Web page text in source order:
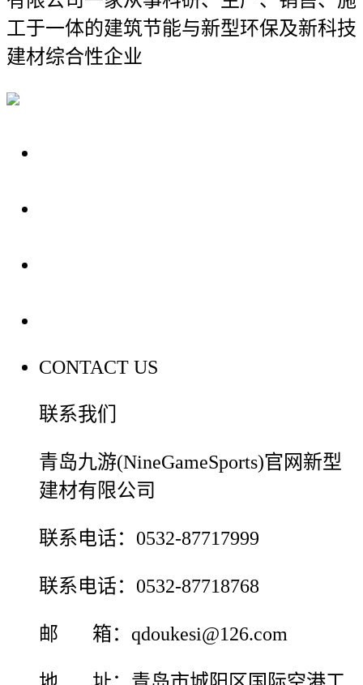
工于一体的建筑节能与新型环保及新科技
建材综合性企业
CONTACT US
联系我们
青岛九游(NineGameSports)官网新型
建材有限公司
联系电话：0532-87717999
联系电话：0532-87718768
邮 箱：qdoukesi@126.com